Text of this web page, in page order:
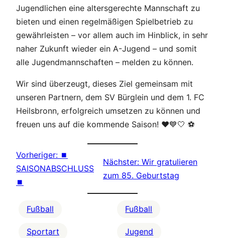
Jugendlichen eine altersgerechte Mannschaft zu
bieten und einen regelmäßigen Spielbetrieb zu
gewährleisten – vor allem auch im Hinblick, in sehr
naher Zukunft wieder ein A-Jugend – und somit
alle Jugendmannschaften – melden zu können.
Wir sind überzeugt, dieses Ziel gemeinsam mit
unseren Partnern, dem SV Bürglein und dem 1. FC
Heilsbronn, erfolgreich umsetzen zu können und
freuen uns auf die kommende Saison! ❤️💙🤍 ⚽
Vorheriger: ⏹
SAISONABSCHLUSS
⏹
Nächster: Wir gratulieren
zum 85. Geburtstag
Fußball
Sportart
Fußball
Jugend